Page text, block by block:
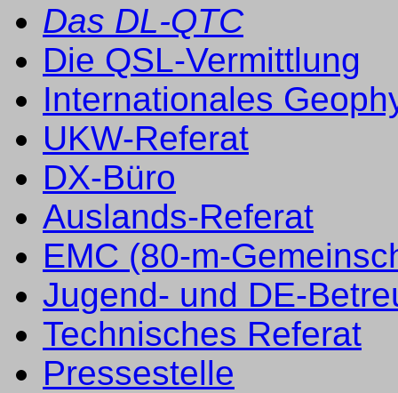
Das DL-QTC
Die QSL-Vermittlung
Internationales
UKW-Referat
DX-Büro
Auslands-Referat
EMC (80-m-
Jugend- und DE-
Technisches Referat
Pressestelle